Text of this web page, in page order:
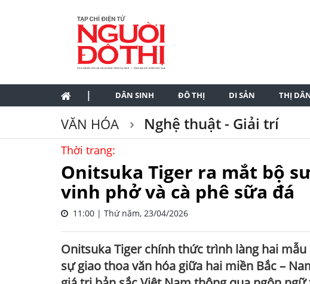
| DÂN SINH ĐÔ THỊ DI SẢN THỊ
VĂN HÓA Nghệ thuật - Giải trí
Thời trang:
Onitsuka Tiger ra mắt bộ
vinh phở và cà phê sữa đá
11:00 | Thứ năm, 23/04/2026
Onitsuka Tiger chính thức trình làng hai
sự giao thoa văn hóa giữa hai miền Bắc –